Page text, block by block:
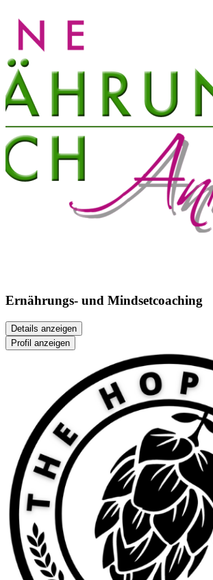
Ernährungs- und Mindsetcoaching
Details anzeigen
Profil anzeigen